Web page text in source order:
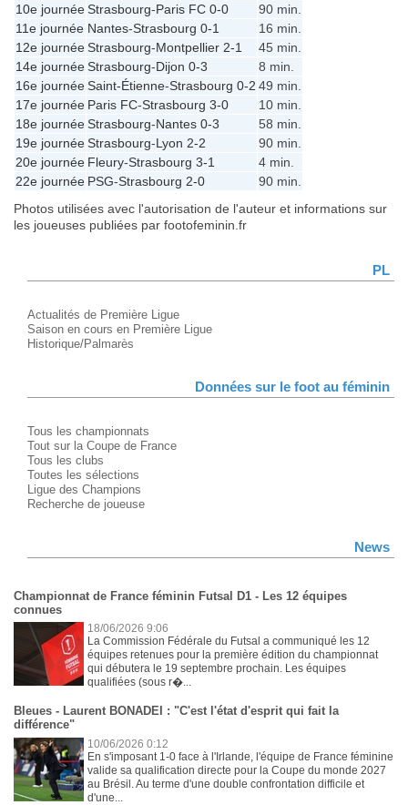
10e journéeStrasbourg-Paris FC 0-0
90 min.
11e journée Nantes-Strasbourg 0-1
16 min.
12e journéeStrasbourg-Montpellier 2-1
45 min.
14e journéeStrasbourg-Dijon 0-3
8 min.
16e journéeSaint-Étienne-Strasbourg 0-2 49 min.
17e journée Paris FC-Strasbourg 3-0
10 min.
18e journéeStrasbourg-Nantes 0-3
58 min.
19e journéeStrasbourg-Lyon 2-2
90 min.
20e journée Fleury-Strasbourg 3-1
4 min.
22e journée PSG-Strasbourg 2-0
90 min.
Photos utilisées avec l'autorisation de l'auteur et informations sur
les joueuses publiées par footofeminin.fr
PL
Actualités de Première Ligue
Saison en cours en Première Ligue
Historique/Palmarès
Données sur le foot au féminin
Tous les championnats
Tout sur la Coupe de France
Tous les clubs
Toutes les sélections
Ligue des Champions
Recherche de joueuse
News
Championnat de France féminin Futsal D1 - Les 12 équipes
connues
18/06/2026 9:06
La Commission Fédérale du Futsal a communiqué les 12
équipes retenues pour la première édition du championnat
qui débutera le 19 septembre prochain. Les équipes
qualifiées (sous r�...
Bleues - Laurent BONADEI : "C'est l'état d'esprit qui fait la
différence"
10/06/2026 0:12
En s'imposant 1-0 face à l'Irlande, l'équipe de France féminine
valide sa qualification directe pour la Coupe du monde 2027
au Brésil. Au terme d'une double confrontation difficile et
d'une...